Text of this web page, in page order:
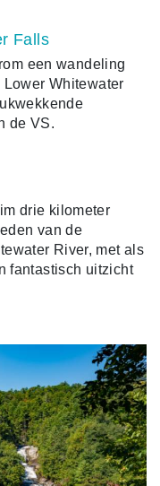
Falls
een wandeling
Whitewater
de VS.
drie kilometer
van de
River, met als
fantastisch uitzicht